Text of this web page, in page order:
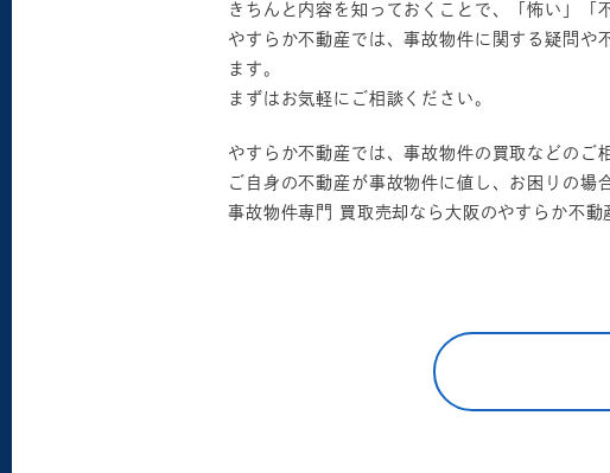
きちんと内容を知っておくことで、「怖い」「
やすらか不動産では、事故物件に関する疑問や
ます。
まずはお気軽にご相談ください。
やすらか不動産では、事故物件の買取などのご
ご自身の不動産が事故物件に値し、お困りの場
事故物件専門 買取売却なら大阪のやすらか不動